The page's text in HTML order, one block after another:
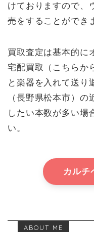
けておりますので、
売をすることができ
買取査定は基本的に
宅配買取（こちらか
と楽器を入れて送り
（長野県松本市）
したい本数が多い場
い。
カルチ
ABOUT ME